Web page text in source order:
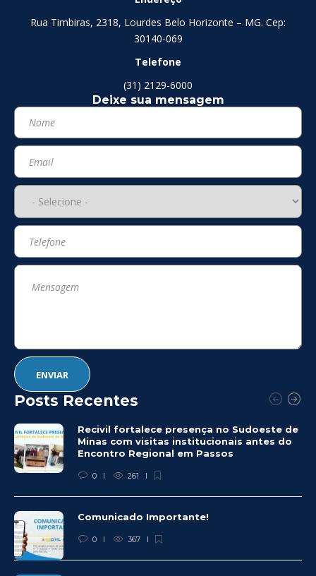
Rua Timbiras, 2318, Lourdes Belo Horizonte – MG. Cep:
30140-069
Telefone
(31) 2129-6000
Deixe sua mensagem
Posts Recentes
Recivil fortalece presença no Sudoeste de
Minas com visitas institucionais antes do
Encontro Regional em Passos
0 261
Comunicado Importante!
0 367